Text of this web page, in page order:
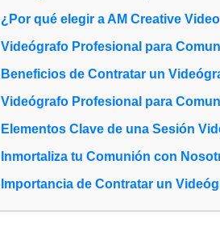
¿Por qué elegir a AM Creative
Videógrafo Profesional para
Beneficios de Contratar un
Videógrafo Profesional para
Elementos Clave de una Sesión
Inmortaliza tu Comunión con
Importancia de Contratar un